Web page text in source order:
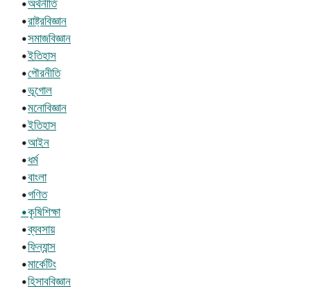
•অর্থনীতি
•রাষ্ট্রবিজ্ঞান
•সমাজবিজ্ঞান
•ইতিহাস
•পৌরনীতি
•ভূগোল
•মনোবিজ্ঞান
•ইতিহাস
•আইন
•ধর্ম
•বাংলা
•গণিত
•কৃষিশিক্ষা
•ব্যবসায়
•ফিন্যান্স
•মার্কেটিং
•হিসাববিজ্ঞান